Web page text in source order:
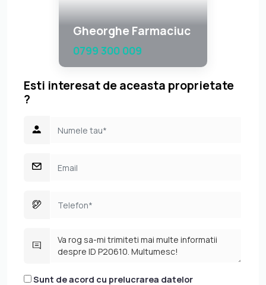
Gheorghe Farmaciuc
0799 300 009
Esti interesat de aceasta proprietate
?
Sunt de acord cu prelucrarea datelor